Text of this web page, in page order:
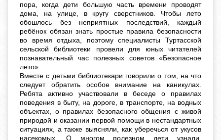
пора, когда дети большую часть времени проводят
дома, на улице, в кругу сверстников. Чтобы лето
обошлось без неприятных последствий, каждый
ребёнок обязан знать простые правила безопасности
во время отдыха, поэтому специалисты Туртасской
сельской библиотеки провели для юных читателей
познавательный час полезных советов «Безопасное
лето».
Вместе с детьми библиотекари говорили о том, на что
следует обратить особое внимание на каникулах.
Ребята активно участвовали в беседе о правилах
поведения в быту, на дороге, в транспорте, на водных
объектах, о правилах безопасного общения с живой
природой и оказании первой помощи в нестандартных
ситуациях, а также выясняли, как уберечься от укусов
насекомых. О многом полезном дети узнали,